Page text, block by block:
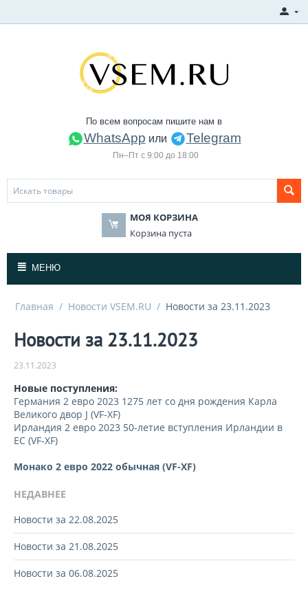
По всем вопросам пишите нам в
WhatsApp или Telegram
Пн–Пт с 9:00 до 18:00
МОЯ КОРЗИНА
Корзина пуста
МЕНЮ
Главная / Новости VSEM.RU / Новости за 23.11.2023
Новости за 23.11.2023
23.11.2023
Новые поступления:
Германия 2 евро 2023 1275 лет со дня рождения Карла
Великого двор J (VF-XF)
Ирландия 2 евро 2023 50-летие вступления Ирландии в
ЕС (VF-XF)
Монако 2 евро 2022 обычная (VF-XF)
НЕДАВНЕЕ
Новости за 22.08.2025
Новости за 21.08.2025
Новости за 06.08.2025